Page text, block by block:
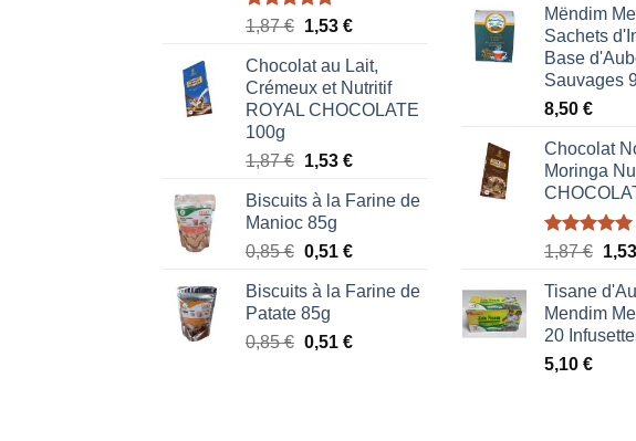
Note5.00
1,87€ Le
initial
était :
1,87 €.
1,53 €Le
actuel
est :
1,53 €.
Chocolat au Lait,
Crémeux et Nutritif
ROYAL CHOCOLATE
100g
1,87€ Le
initial
était :
1,87 €.
1,53 €Le
actuel
1,53 €.
Biscuits à la Farine de
Manioc 85g
0,85€ Le
initial
était :
0,85 €.
0,51 €Le
actuel
0,51 €.
Biscuits à la Farine de
Patate 85g
0,85€ Le
0,51 €Le
Mëndim
Sachets
Base
Sauvages
8,50 €
Chocolat
Moringa
Note5.00
1,87€ Le
1,53
Tisane
Mendim
20
5,10 €